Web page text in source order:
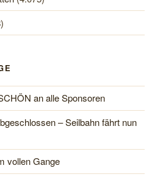
an alle Sponsoren
– Seilbahn fährt nun
vollen Gange